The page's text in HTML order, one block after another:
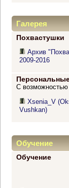
Галерея
Похвастушки
Архив
2009-2016
С возможностью
Xsenia_V
Vushkan)
Обучение
Обучение